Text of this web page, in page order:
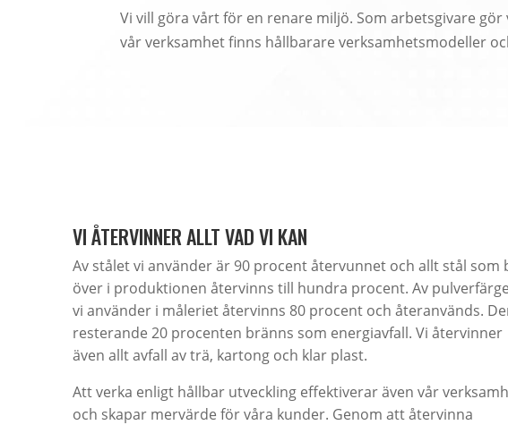
Vi vill göra vårt för en renare miljö. Som arbetsgivare
vår verksamhet finns hållbarare verksamhetsmodeller
VI ÅTERVINNER ALLT VAD VI KAN
Av stålet vi använder är 90 procent återvunnet och allt stål som
över i produktionen återvinns till hundra procent. Av
vi använder i måleriet återvinns 80 procent och återanvänds.
resterande 20 procenten bränns som energiavfall. Vi återvinner
även allt avfall av trä, kartong och klar plast.
Att verka enligt hållbar utveckling effektiverar även vår
och skapar mervärde för våra kunder. Genom att återvinna